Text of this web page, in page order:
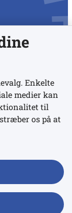
Enkelte
medier kan
til
os på at